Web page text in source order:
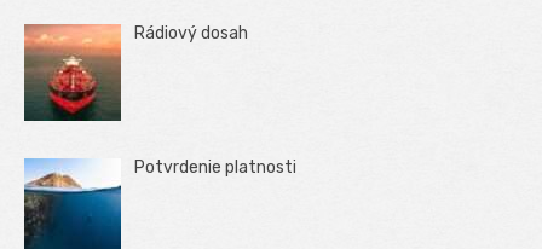
Rádiový dosah
Potvrdenie platnosti